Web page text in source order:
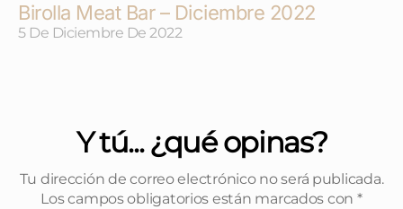
Birolla Meat Bar – Diciembre 2022
5 De Diciembre De 2022
Y tú... ¿qué opinas?
Tu dirección de correo electrónico no será publicada.
Los campos obligatorios están marcados con *